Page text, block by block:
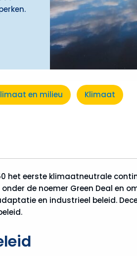
en milieu Klimaat
het eerste klimaatneutrale
de noemer Green Deal en
en industrieel beleid.